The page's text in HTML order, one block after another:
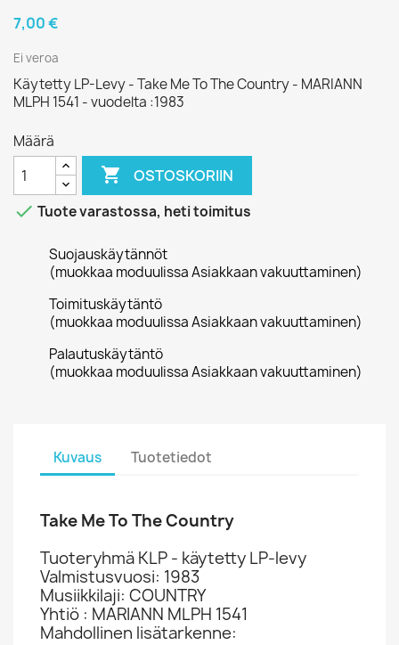
7,00 €
Ei veroa
Käytetty LP-Levy - Take Me To The Country - MARIANN
MLPH 1541 - vuodelta :1983
Määrä
 OSTOSKORIIN
 Tuote varastossa, heti toimitus
Suojauskäytännöt
(muokkaa moduulissa Asiakkaan vakuuttaminen)
Toimituskäytäntö
(muokkaa moduulissa Asiakkaan vakuuttaminen)
Palautuskäytäntö
(muokkaa moduulissa Asiakkaan vakuuttaminen)
Kuvaus Tuotetiedot
Take Me To The Country
Tuoteryhmä KLP - käytetty LP-levy
Valmistusvuosi: 1983
Musiikkilaji: COUNTRY
Yhtiö : MARIANN MLPH 1541
Mahdollinen lisätarkenne: